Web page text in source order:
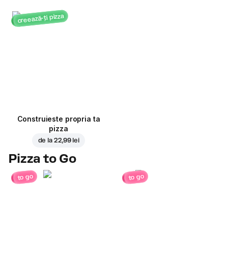
creează-ți pizza
Construieste propria ta
pizza
de la 22,99 lei
Pizza to Go
to go to go